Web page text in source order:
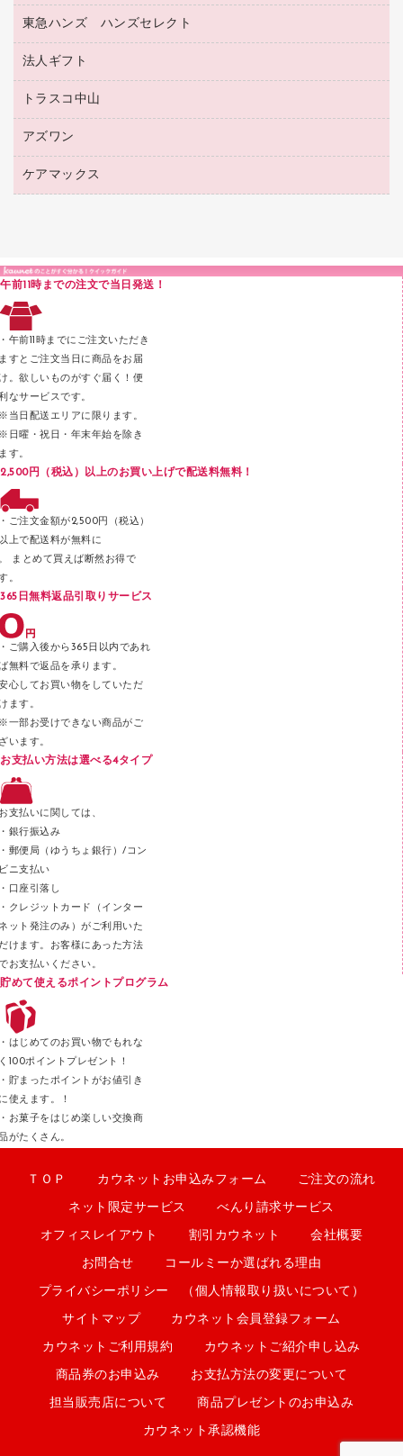
ファイルボックス
パイプ式ファイル
その他ファイル
クリヤーホルダー
クリヤーブック（差替式）
クリヤーブック（固定式）
Ｚ式ファイル
２穴リフィル・２穴インデックス
ホワイトボード用マーカー
ボールペン（油性）
ボールペン（ゲルインク）
シャープペンシル用替芯
電話台
接着用品
針なしステープラー
紙めくり
裁断機
印章用品
ラベル類
メンディングテープ
メッシュケース／ペンケース
フロアケース
ブックエンド／ブックスタンド
パンチ
デスクトレー
テープカッター
その他文具
セロハンテープ
スティックのり
クリップ
カッター
店舗運営用品
陳列什器
紙手提げ袋
レジ・ポリ袋
ディスプレイ用品
カウンター／お会計用品
東急ハンズ ハンズセレクト
東急ハンズ
法人ギフト
高島屋
高島屋（食品・飲料）
カウネットギフト（食品・飲料）
トラスコ中山
建築・作業用品
アズワン
医療・介護用品（食品・飲料・食添製品）
ケアマックス
午前11時までの注文で当日発送！
午前11時までにご注文いただき
すとご注文当日に商品をお届
。欲しいものがすぐ届く！便
なサービスです。
当日配送エリアに限ります。
日曜・祝日・年末年始を除き
す。
2,500円（税込）以上のお買い上げで配送料無料！
ご注文金額が2,500円（税込）
上で配送料が無料に
まとめて買えば断然お得で
。
365日無料返品引取りサービス
ご購入後から365日以内であれ
無料で返品を承ります。
心してお買い物をしていただ
ます。
一部お受けできない商品がご
います。
お支払い方法は選べる4タイプ
支払いに関しては、
銀行振込み
郵便局（ゆうちょ銀行）/コン
ニ支払い
口座引落し
クレジットカード（インター
ット発注のみ）がご利用いた
けます。お客様にあった方法
お支払いください。
貯めて使えるポイントプログラム
はじめてのお買い物でもれな
100ポイントプレゼント！
貯まったポイントがお値引き
使えます。！
お菓子をはじめ楽しい交換商
がたくさん。
ＴＯＰ カウネットお申込みフォーム ご注文の流れ
ネット限定サービス べんり請求サービス
オフィスレイアウト 割引カウネット 会社概要
お問合せ コールミーか選ばれる理由
プライバシーポリシー （個人情報取り扱いについて）
サイトマップ カウネット会員登録フォーム
カウネットご利用規約 カウネットご紹介申し込み
商品券のお申込み お支払方法の変更について
担当販売店について 商品プレゼントのお申込み
カウネット承認機能